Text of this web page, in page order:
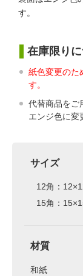
す。
在庫限り
紙色変更のた
す。
代替商品をご
エンジ色に変
サイズ
12角：
15角：
材質
和紙